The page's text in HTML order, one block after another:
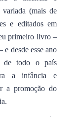
(mais de
e editados em
primeiro livro –
desde esse ano
de todo o país
a infância e
a promoção do